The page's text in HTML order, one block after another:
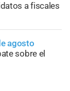
a fiscales
agosto
sobre el